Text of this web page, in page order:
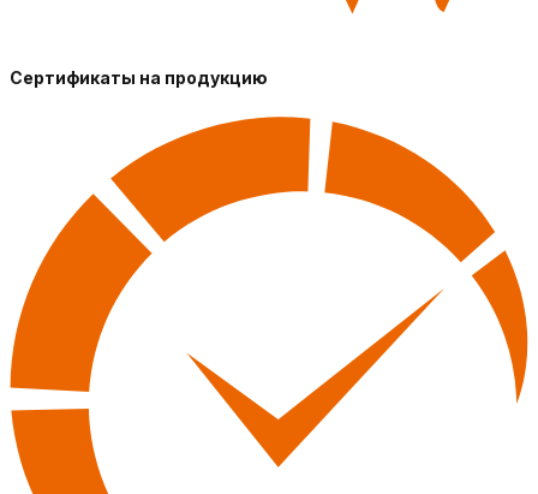
Сертификаты на продукцию